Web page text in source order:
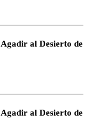
al Desierto de
al Desierto de